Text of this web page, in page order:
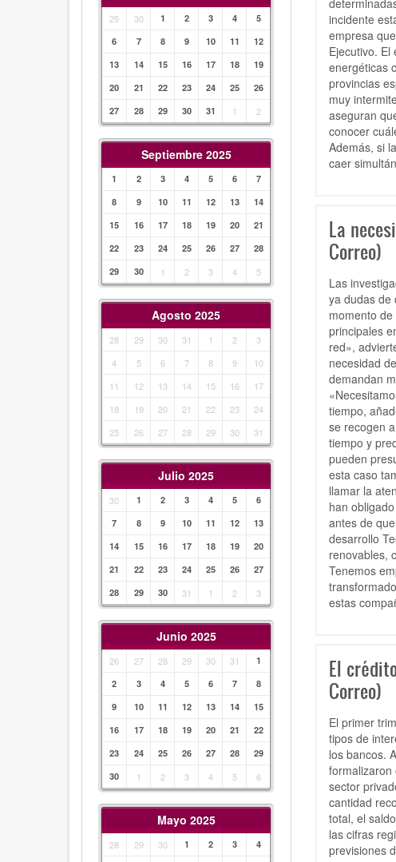
29 30 1 2 3 4
5
6
7 8 9 10 11
12
13
14 15 16 17 18
19
20
21 22 23 24 25
26
27
28 29 30 31 1 2
Septiembre 2025
1 2 3 4 5 6
7
8
9 10 11 12 13
14
15
16 17 18 19 20
21
22
23 24 25 26 27
28
29
30 1 2 3 4 5
Agosto 2025
28 29 30 31 1 2
3
4
5 6 7 8 9
10
11
12 13 14 15 16
17
18
19 20 21 22 23
24
25
26 27 28 29 30 31
Julio 2025
30 1 2 3 4 5
6
7
8 9 10 11 12
13
14
15 16 17 18 19
20
21
22 23 24 25 26
27
28
29 30 31 1 2 3
Junio 2025
26 27 28 29 30 31
1
2
3 4 5 6 7
8
9
10 11 12 13 14
15
16
17 18 19 20 21
22
23
24 25 26 27 28
29
30
1 2 3 4 5 6
Mayo 2025
28 29 30 1 2 3
4
incidente
empresa
Ejecutivo.
energéticas
provincias
muy
aseguran
conocer
Además, si
caer
La
Correo)
Las
ya dudas de
momento
principales
red»,
necesidad
demandan
tiempo,
se recogen
tiempo y
pueden
esta caso
llamar la
han
antes de
desarrollo
renovables,
Tenemos
estas
El
Correo)
El primer
tipos de
los bancos.
formalizaron
sector
cantidad
total, el
las cifras
previsiones